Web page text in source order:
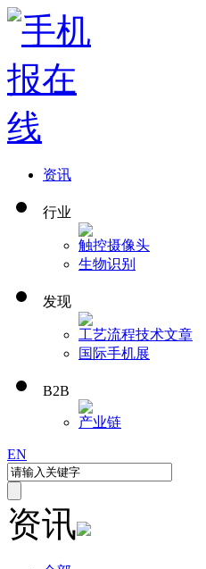
资讯
行业
触控摄像头
生物识别
发现
工艺流程技术文章
国际手机展
B2B
产业链
EN
资讯